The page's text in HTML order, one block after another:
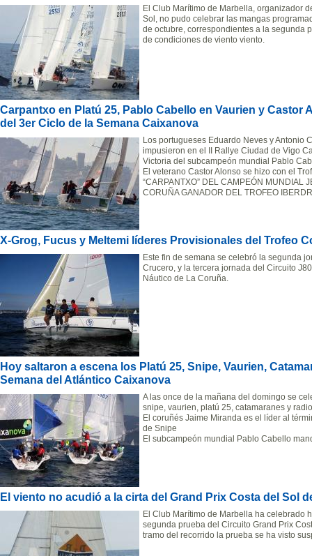
El Club Marítimo de Marbella, organizador
Sol, no pudo celebrar las mangas
de octubre, correspondientes a la segunda
de condiciones de viento viento.
Carpantxo en Platú 25, Pablo Cabello en Vaurien y Castor
del 3er Ciclo de la Semana Caixanova
Los portugueses Eduardo Neves y Antonio
impusieron en el II Rallye Ciudad de Vigo
Victoria del subcampeón mundial Pablo
El veterano Castor Alonso se hizo con el
“CARPANTXO” DEL CAMPEÓN MUNDIAL
CORUÑA GANADOR DEL TROFEO
X-Grog, Fucus y Meltemi líderes Provisionales del Trofeo
Este fin de semana se celebró la segunda
Crucero, y la tercera jornada del Circuito
Náutico de La Coruña.
Hoy saltaron a escena los Platú 25, Snipe, Vaurien,
Semana del Atlántico Caixanova
A las once de la mañana del domingo se
snipe, vaurien, platú 25, catamaranes y
El coruñés Jaime Miranda es el líder al
de Snipe
El subcampeón mundial Pablo Cabello
El viento no acudió a la cirta del Grand Prix Costa del Sol
El Club Marítimo de Marbella ha celebrado
segunda prueba del Circuito Grand Prix
tramo del recorrido la prueba se ha visto